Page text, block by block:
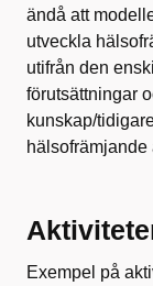
ändå att
utveckla
utifrån den
förutsättningar
kunskap/
hälsofrämjande
Exempel på